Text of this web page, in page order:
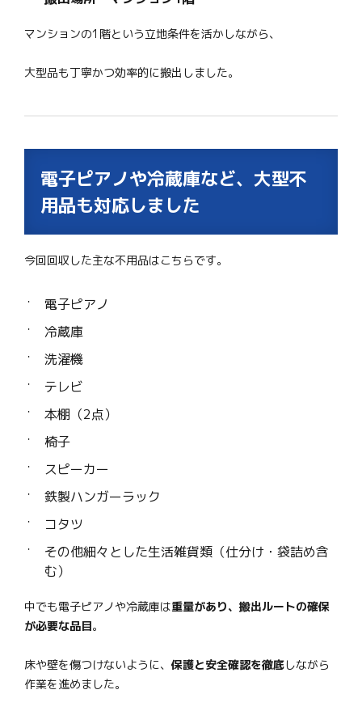
マンションの1階という立地条件を活かしながら、
大型品も丁寧かつ効率的に搬出しました。
電子ピアノや冷蔵庫など、大型不
用品も対応しました
今回回収した主な不用品はこちらです。
電子ピアノ
冷蔵庫
洗濯機
テレビ
本棚（2点）
椅子
スピーカー
鉄製ハンガーラック
コタツ
その他細々とした生活雑貨類（仕分け・袋詰め含
む）
中でも電子ピアノや冷蔵庫は重量があり、搬出ルートの確保
が必要な品目。
床や壁を傷つけないように、 保護と安全確認を徹底しながら
作業を進めました。